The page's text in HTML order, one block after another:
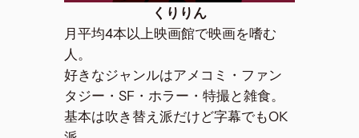
くりりん
月平均4本以上映画館で映画を嗜む
人。
好きなジャンルはアメコミ・ファン
タジー・SF・ホラー・特撮と雑食。
基本は吹き替え派だけど字幕でもOK